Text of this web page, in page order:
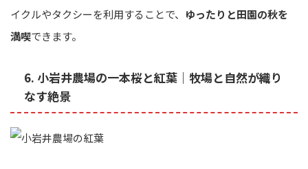
イクルやタクシーを利用することで、 ゆったりと田園の秋を
満喫できます。
6. 小岩井農場の一本桜と紅葉｜牧場と自然が織り
なす絶景